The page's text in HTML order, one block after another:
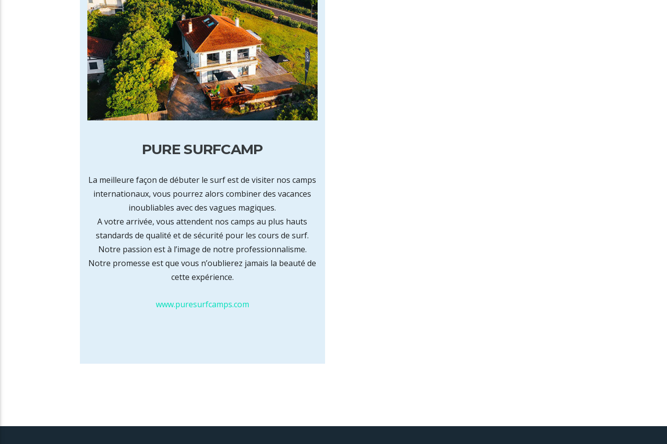
PURE SURFCAMP
La meilleure façon de débuter le surf est de visiter nos camps
internationaux, vous pourrez alors combiner des vacances
inoubliables avec des vagues magiques.
A votre arrivée, vous attendent nos camps au plus hauts
standards de qualité et de sécurité pour les cours de surf.
Notre passion est à l’image de notre professionnalisme.
Notre promesse est que vous n’oublierez jamais la beauté de
cette expérience.
www.puresurfcamps.com